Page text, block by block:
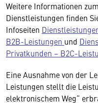
Weitere Informationen
Dienstleistungen finden
Infoseiten
B2B-Leistungen und
Privatkunden – B2C-
Eine Ausnahme von der
Leistungen stellt die
elektronischem Weg“